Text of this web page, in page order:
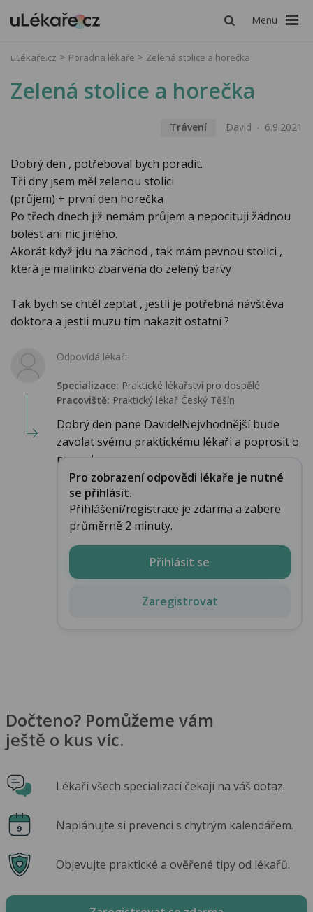
Menu
uLékaře.cz Poradna lékaře Zelená stolice a horečka
Zelená stolice a horečka
Trávení David 6.9.2021
Dobrý den , potřeboval bych poradit.
Tři dny jsem měl zelenou stolici
(průjem) + první den horečka
Po třech dnech již nemám průjem a nepocituji žádnou
bolest ani nic jiného.
Akorát když jdu na záchod , tak mám pevnou stolici ,
která je malinko zbarvena do zelený barvy
Tak bych se chtěl zeptat , jestli je potřebná návštěva
doktora a jestli muzu tím nakazit ostatní ?
Odpovídá lékař:
Specializace: Praktické lékařství pro dospělé
Pracoviště: Praktický lékař Český Těšín
Dobrý den pane Davide!Nejvhodnější bude
zavolat svému praktickému lékaři a poprosit o
proved...
Pro zobrazení odpovědi lékaře je nutné
se přihlásit.
Přihlášení/registrace je zdarma a zabere
průměrně 2 minuty.
Přihlásit se
Zaregistrovat
Dočteno? Pomůžeme vám
ještě o kus víc.
Lékaři všech specializací čekají na váš dotaz.
Naplánujte si prevenci s chytrým kalendářem.
Objevujte praktické a ověřené tipy od lékařů.